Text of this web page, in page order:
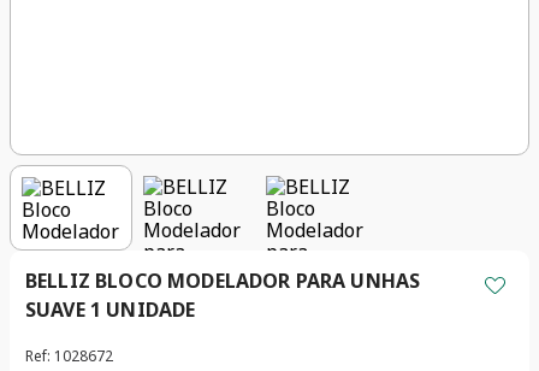
BELLIZ BLOCO MODELADOR PARA UNHAS
SUAVE 1 UNIDADE
Ref: 1028672